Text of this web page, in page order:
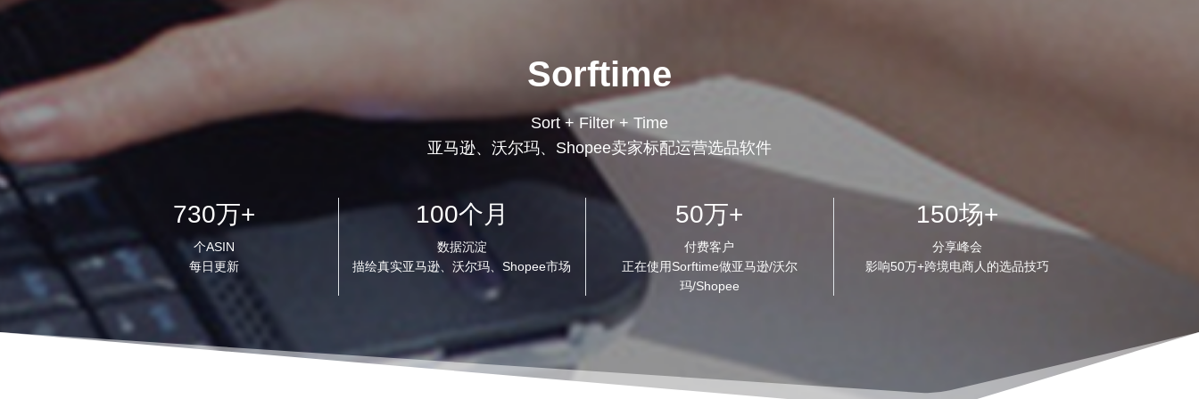
Sorftime
Sort + Filter + Time
亚马逊、沃尔玛、Shopee卖家标配运营选品软件
730万+
个ASIN
每日更新
100个月
数据沉淀
描绘真实亚马逊、沃尔玛、Shopee市场
50万+
付费客户
正在使用Sorftime做亚马逊/沃尔
玛/Shopee
150场+
分享峰会
影响50万+跨境电商人的选品技巧